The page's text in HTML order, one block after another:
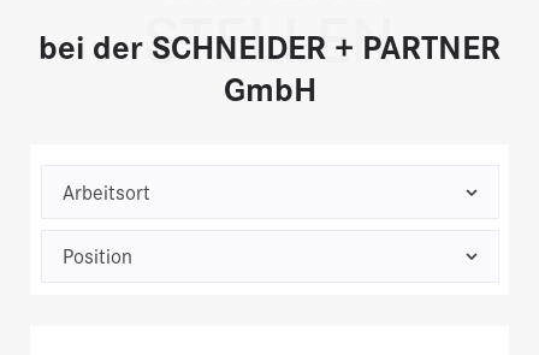
STELLEN
bei der SCHNEIDER + PARTNER
GmbH